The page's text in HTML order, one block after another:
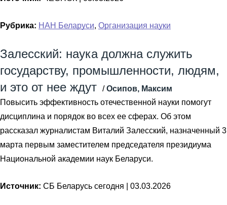
Рубрика: НАН Беларуси, Организация науки
Залесский: наука должна служить
государству, промышленности, людям,
и это от нее ждут
/ Осипов, Максим
Повысить эффективность отечественной науки помогут
дисциплина и порядок во всех ее сферах. Об этом
рассказал журналистам Виталий Залесский, назначенный 3
марта первым заместителем председателя президиума
Национальной академии наук Беларуси.
Источник: СБ Беларусь сегодня | 03.03.2026